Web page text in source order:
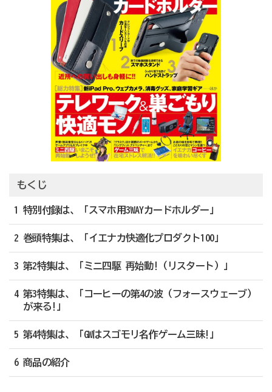
もくじ
1 特別付録は、「スマホ用3WAYカードホルダー」
2 巻頭特集は、「イエナカ快適化プロダクト100」
3 第2特集は、「ミニ四駆 再始動!（リスタート）」
4 第3特集は、「コーヒーの第4の波（フォースウェーブ）
が来る!」
5 第4特集は、「GWはスゴモリ名作ゲーム三昧!」
6 商品の紹介